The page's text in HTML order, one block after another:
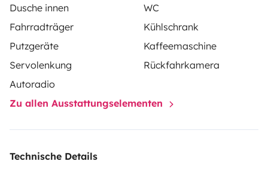
ainsi que nécessaire de toilette. Pour plus de
renseignements n’hésitez pas à me contacter.
Dusche innen
WC
Fahrradträger
Kühlschrank
Putzgeräte
Kaffeemaschine
Servolenkung
Rückfahrkamera
Autoradio
Zu allen Ausstattungselementen
Technische Details